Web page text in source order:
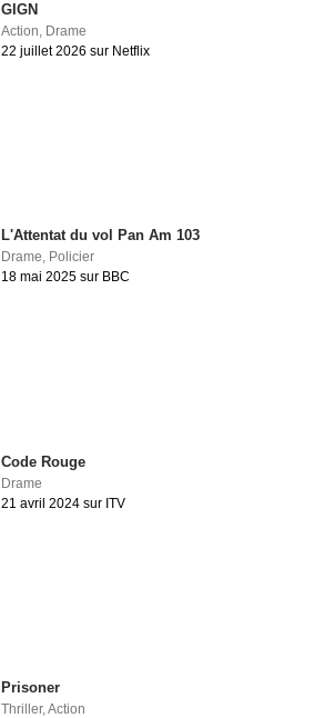
GIGN
Action, Drame
22 juillet 2026 sur Netflix
L'Attentat du vol Pan Am 103
Drame, Policier
18 mai 2025 sur BBC
Code Rouge
Drame
21 avril 2024 sur ITV
Prisoner
Thriller,Action